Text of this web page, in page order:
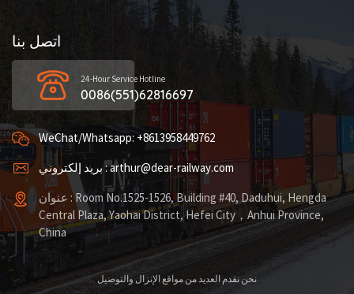
اتصل بنا
24-Hour Service Hotline
0086(551)62816697
WeChat/Whatsapp: +8613958449762
بريد إلكتروني : arthur@dear-railway.com
عنوان : Room No.1525-1526, Building #40, Daduhui, Hengda
Central Plaza, Yaohai District, Hefei City，Anhui Province,
China
نحن نقدم العديد من مواقع الإنزال والتوصيل